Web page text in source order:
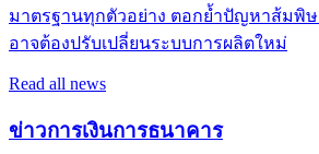
มาตรฐานทุกตัวอย่าง ตอกย้ำปัญหาส้มพิษ
อาจต้องปรับเปลี่ยนระบบการผลิตใหม่
Read all news
ข่าวการเงินการธนาคาร